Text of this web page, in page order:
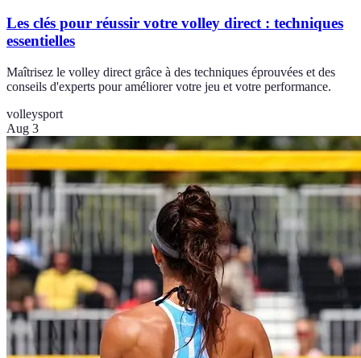
Les clés pour réussir votre volley direct : techniques
essentielles
Maîtrisez le volley direct grâce à des techniques éprouvées et des
conseils d'experts pour améliorer votre jeu et votre performance.
volleysport
Aug 3